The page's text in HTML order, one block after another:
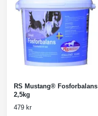
RS Mustang® Fosforbalans
2,5kg
479 kr